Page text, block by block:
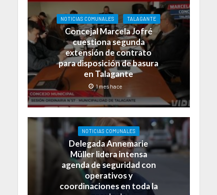
NOTICIAS COMUNALES TALAGANTE
Concejal Marcela Jofré
cuestiona segunda
extensión de contrato
para disposición de basura
en Talagante
1 mes hace
NOTICIAS COMUNALES
Delegada Annemarie
Müller lidera intensa
agenda de seguridad con
operativos y
coordinaciones en toda la